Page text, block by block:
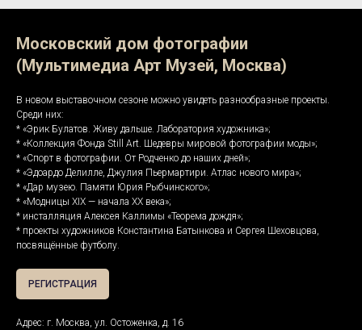
Московский дом фотографии
(Мультимедиа Арт Музей, Москва)
В новом выставочном сезоне можно увидеть разнообразные проекты.
Среди них:
* «Эрик Булатов. Живу дальше. Лаборатория художника»;
* «Коллекция Фонда Still Art. Шедевры мировой фотографии моды»;
* «Спорт в фотографии. От Родченко до наших дней»;
* «Эдоардо Делилле, Джулия Пьермартири. Атлас нового мира»;
* «Дар музею. Памяти Юрия Рыбчинского»;
* «Модницы XIX — начала XX века»;
* инсталляция Алексея Каллимы «Теорема дождя»;
* проекты художников Константина Батынкова и Сергея Шеховцова,
посвящённые футболу.
РЕГИСТРАЦИЯ
Адрес: г. Москва, ул. Остоженка, д. 16